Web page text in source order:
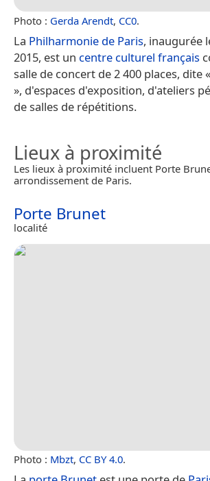
Photo : Gerda Arendt, CC0.
La Philharmonie de Paris, inaugurée
2015, est un centre culturel français
salle de concert de 2 400 places, dite
», d'espaces d'exposition, d'ateliers
de salles de répétitions.
Lieux à proximité
Les lieux à proximité incluent Porte
arrondissement de Paris.
Porte Brunet
localité
Photo : Mbzt, CC BY 4.0.